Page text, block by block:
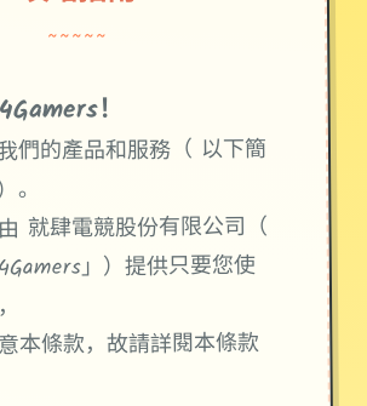
~~~~~
！
們的產品和服務（ 以下簡
。
就肆電競股份有限公司（
」）提供只要您使
本條款，故請詳閱本條款